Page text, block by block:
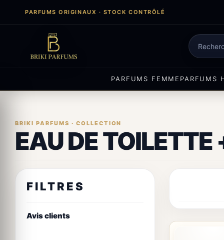
PARFUMS ORIGINAUX · STOCK CONTRÔLÉ
Recherche
de
produits
PARFUMS FEMME PARFUMS
EAU DE TOILETTE
FILTRES
Avis clients